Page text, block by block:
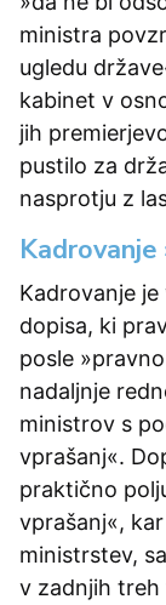
ministra
ugledu
kabinet v
jih
pustilo za
nasprotju z
Kadrovanje
Kadrovanje
dopisa, ki
posle
nadaljnje
ministrov s
vprašanj«.
praktično
vprašanj«,
ministrstev,
v zadnjih treh